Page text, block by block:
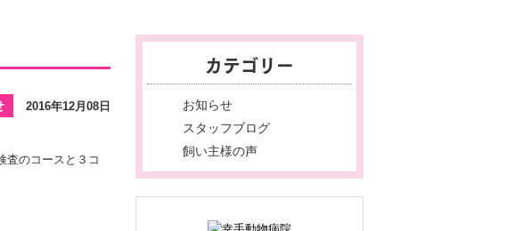
2016年12月08日
査のコースと３コ
カテゴリー
お知らせ
スタッフブログ
飼い主様の声